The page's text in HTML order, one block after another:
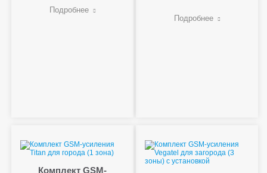
Подробнее
Подробнее
Комплект GSM-